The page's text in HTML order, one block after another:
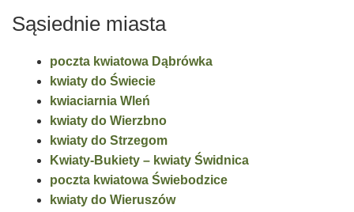
Sąsiednie miasta
poczta kwiatowa Dąbrówka
kwiaty do Świecie
kwiaciarnia Wleń
kwiaty do Wierzbno
kwiaty do Strzegom
Kwiaty-Bukiety – kwiaty Świdnica
poczta kwiatowa Świebodzice
kwiaty do Wieruszów